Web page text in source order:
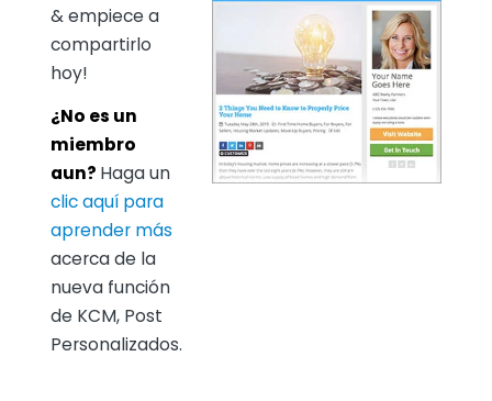
& empiece a
compartirlo
hoy!
¿No es un
miembro
aun? Haga un
clic aquí para
aprender más
acerca de la
nueva función
de KCM, Post
Personalizados.